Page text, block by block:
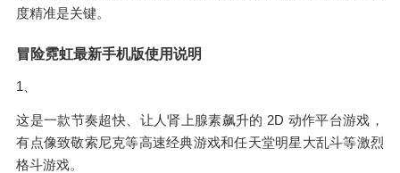
度精准是关键。
冒险霓虹最新手机版使用说明
1、
这是一款节奏超快、让人肾上腺素飙升的 2D 动作平台游戏，
有点像致敬索尼克等高速经典游戏和任天堂明星大乱斗等激烈
格斗游戏。